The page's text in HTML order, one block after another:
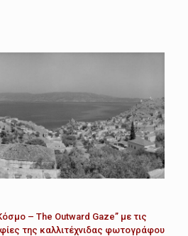
– The Outward Gaze” με τις
της καλλιτέχνιδας φωτογράφου